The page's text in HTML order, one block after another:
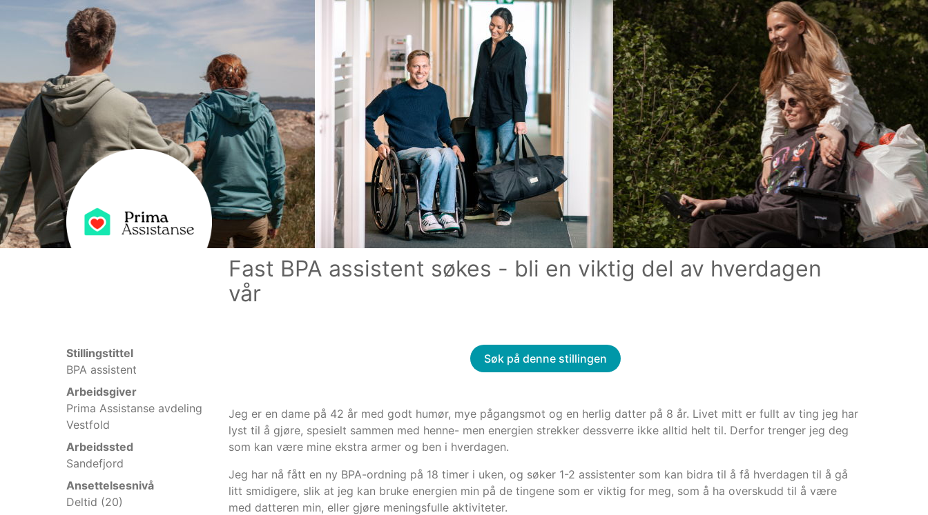
Fast BPA assistent søkes - bli en viktig del av hverdagen
vår
Stillingstittel
BPA assistent
Arbeidsgiver
Prima Assistanse avdeling
Vestfold
Arbeidssted
Sandefjord
Ansettelsesnivå
Deltid (20)
Søk på denne stillingen
Jeg er en dame på 42 år med godt humør, mye pågangsmot og en herlig datter på 8 år. Livet mitt er fullt av ting jeg har
lyst til å gjøre, spesielt sammen med henne- men energien strekker dessverre ikke alltid helt til. Derfor trenger jeg deg
som kan være mine ekstra armer og ben i hverdagen.
Jeg har nå fått en ny BPA-ordning på 18 timer i uken, og søker 1-2 assistenter som kan bidra til å få hverdagen til å gå
litt smidigere, slik at jeg kan bruke energien min på de tingene som er viktig for meg, som å ha overskudd til å være
med datteren min, eller gjøre meningsfulle aktiviteter.